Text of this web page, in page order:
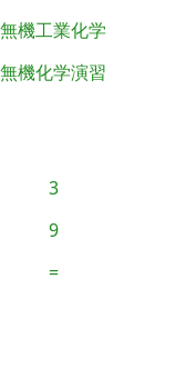
無機工業化学
無機化学演習
3
9
=